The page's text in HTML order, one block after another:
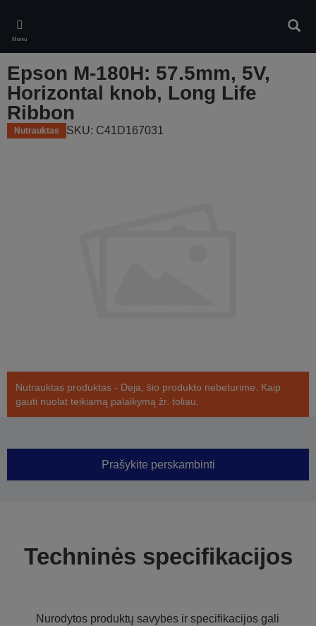
main
content
Meniu
Epson M-180H: 57.5mm, 5V,
Horizontal knob, Long Life
Ribbon
Nutrauktas SKU: C41D167031
Nutrauktas produktas - Deja, šio produkto nebeturime. Kaip
gauti nuolat teikiamą palaikymą žr. toliau.
Prašykite perskambinti
Techninės specifikacijos
Nurodytos produktų savybės ir specifikacijos gali